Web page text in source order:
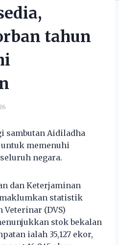
tahun
sambutan Aidiladha
memenuhi
negara.
dan Keterjaminan
statistik
Veterinar (DVS)
stok bekalan
ialah 35,127 ekor,